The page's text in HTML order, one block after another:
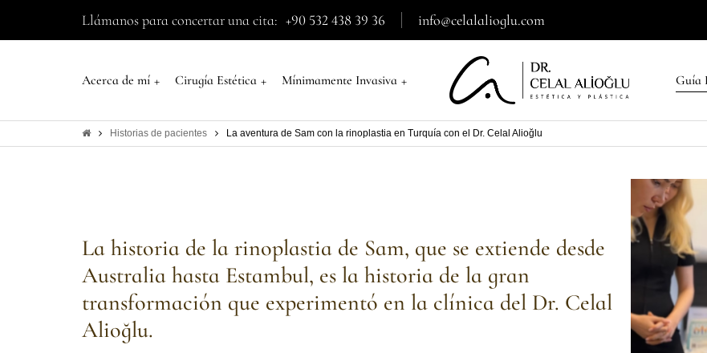
Llámanos para concertar una cita: +90 532 438 39 36 info@celalalioglu.com
Acerca de mí + Cirugía Estética + Mínimamente Invasiva + Guía
Historias de pacientes La aventura de Sam con la rinoplastia en Turquía con el Dr. Celal Alioğlu
La historia de la rinoplastia de Sam, que se extiende desde
Australia hasta Estambul, es la historia de la gran
transformación que experimentó en la clínica del Dr. Celal
Alioğlu.